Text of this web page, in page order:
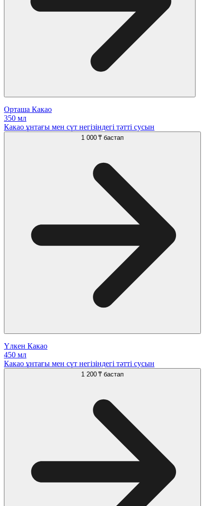
Орташа Какао
350 мл
Какао ұнтағы мен сүт негізіндегі тәтті сусын
1 000 ₸ бастап
Үлкен Какао
450 мл
Какао ұнтағы мен сүт негізіндегі тәтті сусын
1 200 ₸ бастап